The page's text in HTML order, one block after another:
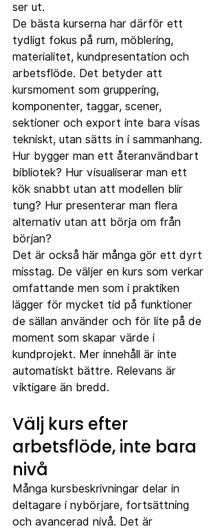
ser ut.
De bästa kurserna har därför ett
tydligt fokus på rum, möblering,
materialitet, kundpresentation och
arbetsflöde. Det betyder att
kursmoment som gruppering,
komponenter, taggar, scener,
sektioner och export inte bara visas
tekniskt, utan sätts in i sammanhang.
Hur bygger man ett återanvändbart
bibliotek? Hur visualiserar man ett
kök snabbt utan att modellen blir
tung? Hur presenterar man flera
alternativ utan att börja om från
början?
Det är också här många gör ett dyrt
misstag. De väljer en kurs som verkar
omfattande men som i praktiken
lägger för mycket tid på funktioner
de sällan använder och för lite på de
moment som skapar värde i
kundprojekt. Mer innehåll är inte
automatiskt bättre. Relevans är
viktigare än bredd.
Välj kurs efter
arbetsflöde, inte bara
nivå
Många kursbeskrivningar delar in
deltagare i nybörjare, fortsättning
och avancerad nivå. Det är